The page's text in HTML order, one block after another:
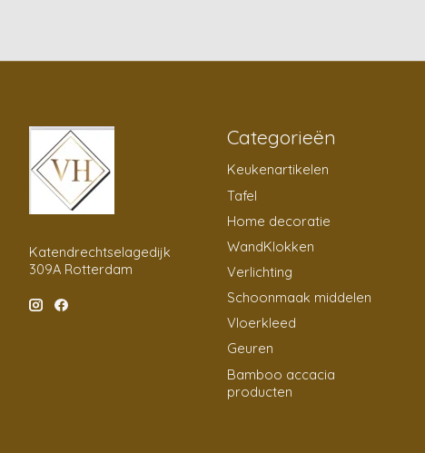
Katendrechtselagedijk
309A Rotterdam
Categorieën
Keukenartikelen
Tafel
Home decoratie
WandKlokken
Verlichting
Schoonmaak middelen
Vloerkleed
Geuren
Bamboo accacia
producten